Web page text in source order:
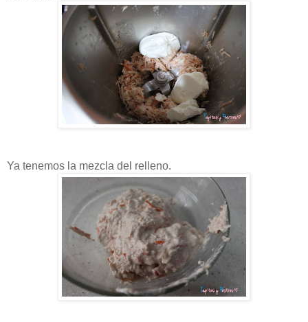
Ya tenemos la mezcla del relleno.